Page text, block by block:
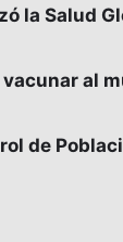
la Salud
al
de